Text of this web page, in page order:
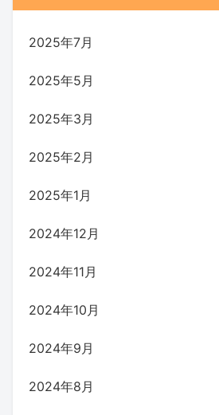
2025年7月
2025年5月
2025年3月
2025年2月
2025年1月
2024年12月
2024年11月
2024年10月
2024年9月
2024年8月